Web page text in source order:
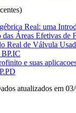
Real: uma
das Áreas Efetivas de
Real de Válvula
e suas
atualizados em